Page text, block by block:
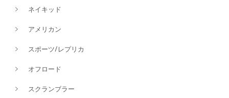
ネイキッド
アメリカン
スポーツ/レプリカ
オフロード
スクランブラー